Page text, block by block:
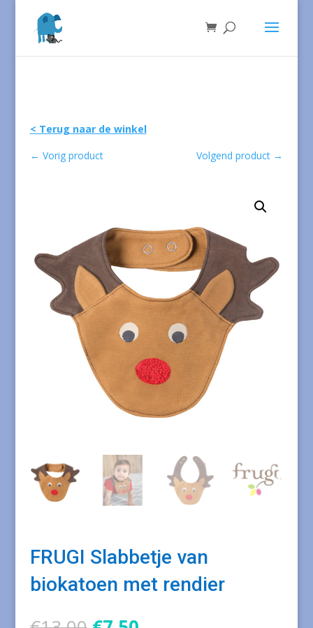
< Terug naar de winkel
← Vorig product Volgend product →
FRUGI Slabbetje van
biokatoen met rendier